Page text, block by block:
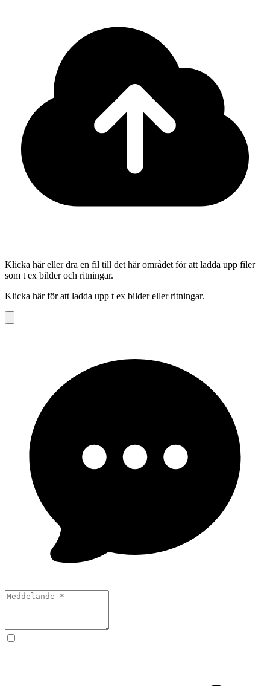
Klicka här eller dra en fil till det här området för att ladda upp filer
som t ex bilder och ritningar.
Klicka här för att ladda upp t ex bilder eller ritningar.